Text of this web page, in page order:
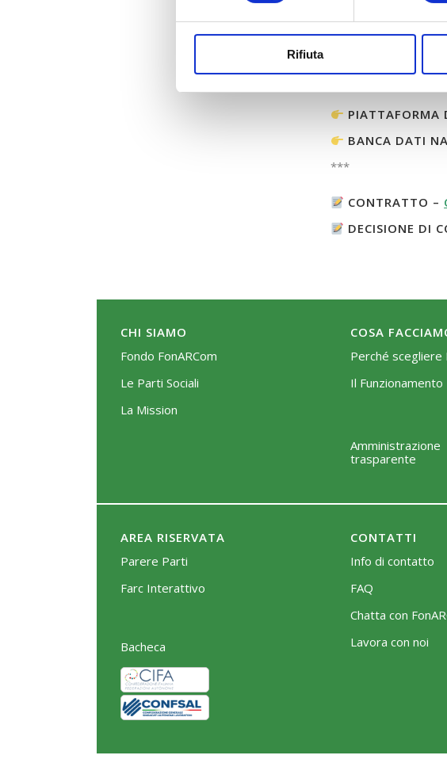
Rifiuta
PIATTAFORMA
BANCA DATI
***
CONTRATTO –
DECISIONE DI
CHI SIAMO
Fondo FonARCom
Le Parti Sociali
La Mission
COSA
Perché scegliere
Il Funzionamento
Amministrazione
trasparente
AREA RISERVATA
Parere Parti
Farc Interattivo
Bacheca
CONTATTI
Info di contatto
FAQ
Chatta con
Lavora con noi